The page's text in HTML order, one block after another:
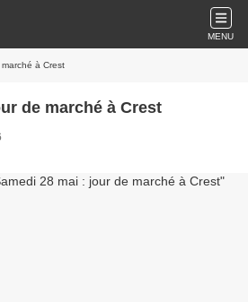
MENU
à Crest
de marché à Crest